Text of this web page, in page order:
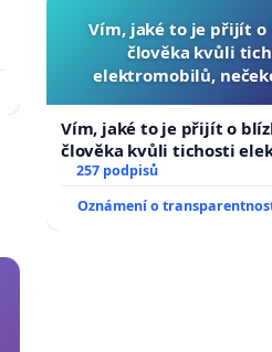
Vím, jaké to je přijít o
člověka kvůli
elektromobilů,
auta!
Vím, jaké to je přijít o
člověka kvůli tichosti
nečekejme, až přibydou
zaveďme slyšitelná auta!
257 podpisů
Oznámení o